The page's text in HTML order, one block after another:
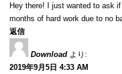
Hey there! I just wanted to ask
months of hard work due to no
返信
Download より:
2019年9月5日 4:33 AM